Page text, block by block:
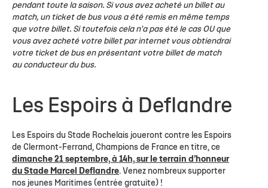
pendant toute la saison. Si vous avez acheté un billet au
match, un ticket de bus vous a été remis en même temps
que votre billet. Si toutefois cela n'a pas été le cas OU que
vous avez acheté votre billet par internet vous obtiendrai
votre ticket de bus en présentant votre billet de match
au conducteur du bus.
Les Espoirs à Deflandre
Les Espoirs du Stade Rochelais joueront contre les Espoirs
de Clermont-Ferrand, Champions de France en titre, ce
dimanche 21 septembre, à 14h, sur le terrain d’honneur
du Stade Marcel Deflandre. Venez nombreux supporter
nos jeunes Maritimes (entrée gratuite) !